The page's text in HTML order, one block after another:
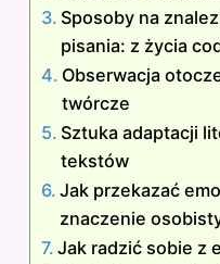
Sposoby na
pisania: z życia
Obserwacja
twórcze
Sztuka adaptacji
tekstów
Jak przekazać
znaczenie
Jak radzić sobie z